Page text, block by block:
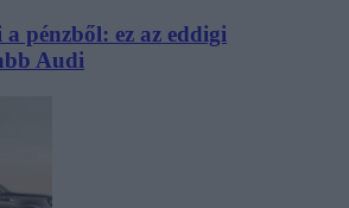
pénzből: ez az eddigi
Audi